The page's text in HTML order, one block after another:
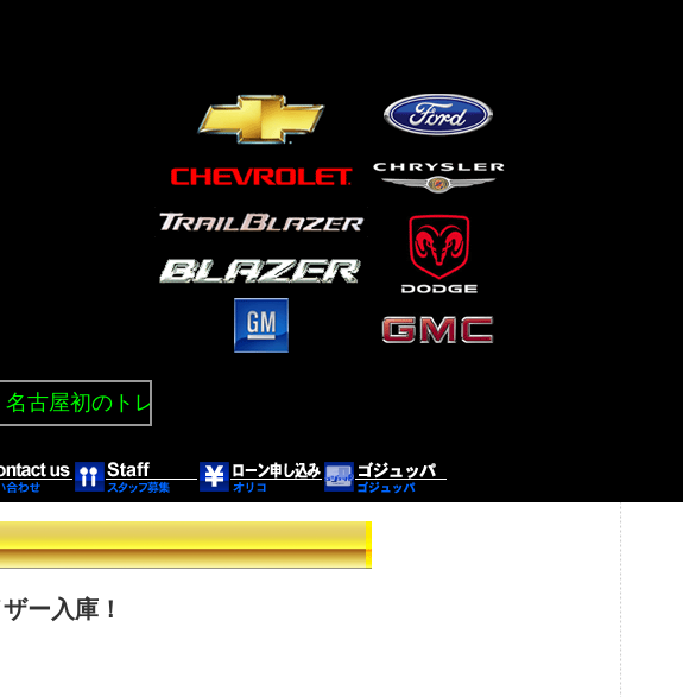
屋初のトレイルブレイザー・ミドルSUV専門店！ 各種カスタム
ー入庫！